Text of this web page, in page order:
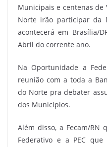
Municipais e centenas de
Norte irão participar da
acontecerá em Brasília/
Abril do corrente ano.
Na Oportunidade a
reunião com a toda a
do Norte pra debater
dos Municípios.
Além disso, a Fecam/RN
Federativo e a PEC